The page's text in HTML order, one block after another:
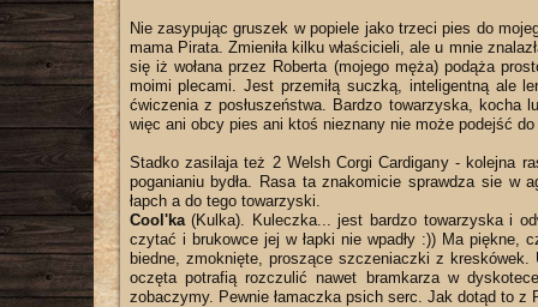
Nie zasypując gruszek w popiele jako trzeci pies do
mama Pirata. Zmieniła kilku właścicieli, ale u mnie
się iż wołana przez Roberta (mojego męża) podąża
moimi plecami. Jest przemiłą suczką, inteligentną ale
ćwiczenia z posłuszeństwa. Bardzo towarzyska,
więc ani obcy pies ani ktoś nieznany nie może podejść
Stadko zasilaja też 2 Welsh Corgi Cardigany - kolejna
poganianiu bydła. Rasa ta znakomicie sprawdza sie
łapch a do tego towarzyski.
Cool'ka(Kulka). Kuleczka... jest bardzo towarzyska i
czytać i brukowce jej w łapki nie wpadły :)) Ma piękne,
biedne, zmoknięte, proszące szczeniaczki z
oczęta potrafią rozczulić nawet bramkarza w
zobaczymy. Pewnie łamaczka psich serc. Jak dotąd to z